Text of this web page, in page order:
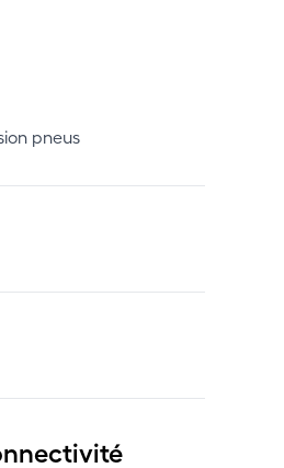
pneus